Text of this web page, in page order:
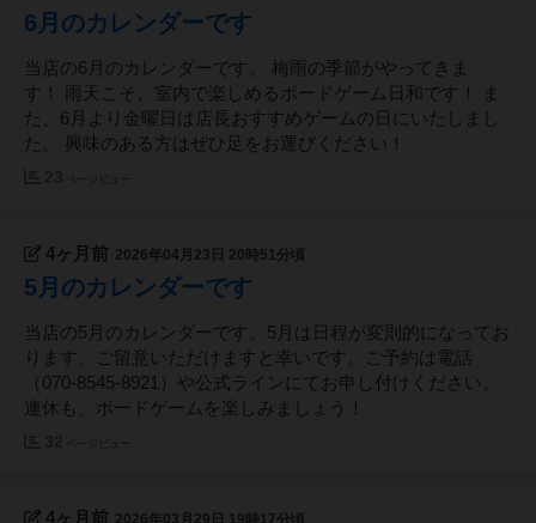
6月のカレンダーです
当店の6月のカレンダーです。 梅雨の季節がやってきま
す！ 雨天こそ、室内で楽しめるボードゲーム日和です！ ま
た、6月より金曜日は店長おすすめゲームの日にいたしまし
た。 興味のある方はぜひ足をお運びください！
4ヶ月前 2026年04月23日 20時51分頃
5月のカレンダーです
当店の5月のカレンダーです。5月は日程が変則的になってお
ります。ご留意いただけますと幸いです。ご予約は電話
（070-8545-8921）や公式ラインにてお申し付けください。
連休も、ボードゲームを楽しみましょう！
4ヶ月前 2026年03月29日 19時17分頃